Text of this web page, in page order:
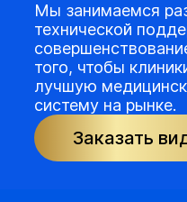
Мы занимаемся
технической
того, чтобы
лучшую
систему на рынке.
Заказать